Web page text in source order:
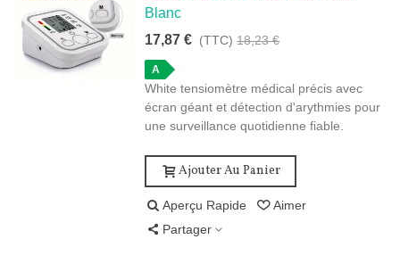
Blanc
17,87 € (TTC) 18,23 €
A
White tensiomètre médical précis avec
écran géant et détection d'arythmies pour
une surveillance quotidienne fiable.
Ajouter Au Panier
Aperçu Rapide
Aimer
Partager